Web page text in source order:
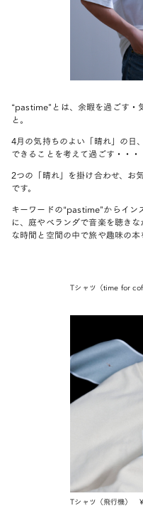
“pastime”とは、余暇を過ごす・
と。
4月の気持ちのよい「晴れ」の日
できることを考えて過ごす・・・
2つの「晴れ」を掛け合わせ、お
です。
キーワードの“pastime”からイ
に、庭やベランダで音楽を聴き
な時間と空間の中で旅や趣味の本
Tシャツ（time for
Tシャツ（飛行機）